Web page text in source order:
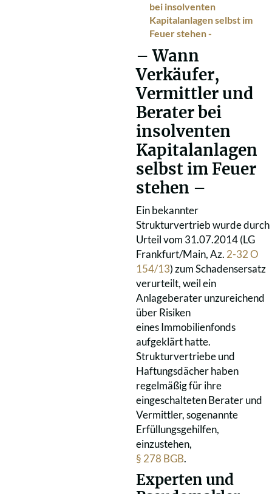
bei insolventen
Kapitalanlagen selbst im
Feuer stehen -
– Wann
Verkäufer,
Vermittler und
Berater bei
insolventen
Kapitalanlagen
selbst im Feuer
stehen –
Ein bekannter
Strukturvertrieb wurde durch
Urteil vom 31.07.2014 (LG
Frankfurt/Main, Az. 2-32 O
154/13) zum Schadensersatz
verurteilt, weil ein
Anlageberater unzureichend
über Risiken
eines Immobilienfonds
aufgeklärt hatte.
Strukturvertriebe und
Haftungsdächer haben
regelmäßig für ihre
eingeschalteten Berater und
Vermittler, sogenannte
Erfüllungsgehilfen,
einzustehen,
§ 278 BGB.
Experten und